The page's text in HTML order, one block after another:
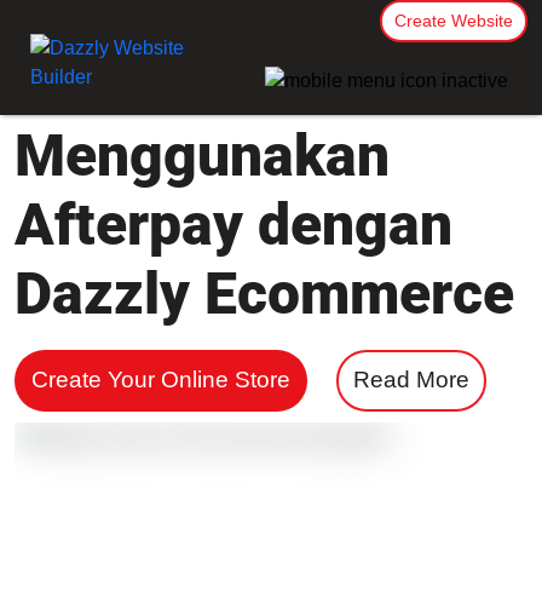
Create Website
Menggunakan
Afterpay dengan
Dazzly Ecommerce
Create Your Online Store Read More